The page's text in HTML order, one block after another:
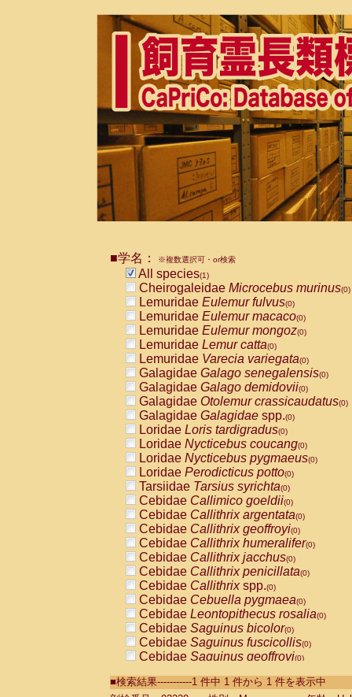
■学名： ※複数選択可・or検索
All species(1)
Cheirogaleidae Microcebus murinus(0)
Lemuridae Eulemur fulvus(0)
Lemuridae Eulemur macaco(0)
Lemuridae Eulemur mongoz(0)
Lemuridae Lemur catta(0)
Lemuridae Varecia variegata(0)
Galagidae Galago senegalensis(0)
Galagidae Galago demidovii(0)
Galagidae Otolemur crassicaudatus(0)
Galagidae Galagidae spp.(0)
Loridae Loris tardigradus(0)
Loridae Nycticebus coucang(0)
Loridae Nycticebus pygmaeus(0)
Loridae Perodicticus potto(0)
Tarsiidae Tarsius syrichta(0)
Cebidae Callimico goeldii(0)
Cebidae Callithrix argentata(0)
Cebidae Callithrix geoffroyi(0)
Cebidae Callithrix humeralifer(0)
Cebidae Callithrix jacchus(0)
Cebidae Callithrix penicillata(0)
Cebidae Callithrixspp.(0)
Cebidae Cebuella pygmaea(0)
Cebidae Leontopithecus rosalia(0)
Cebidae Saguinus bicolor(0)
Cebidae Saguinus fuscicollis(0)
Cebidae Saguinus geoffroyi(0)
CebidaeSaguinus labiatus(0)
■検索結果-----------1 件中 1 件から 1 件を表示中